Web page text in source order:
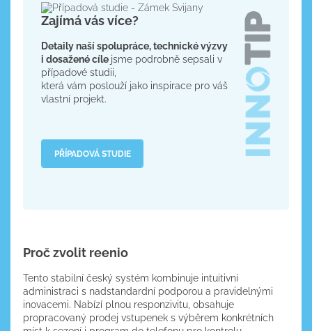
Zajímá vás více?
Detaily naší spolupráce, technické výzvy
i dosažené cíle jsme podrobně sepsali v
případové studii,
která vám poslouží jako inspirace pro váš
vlastní projekt.
PŘÍPADOVÁ STUDIE
Proč zvolit reenio
Tento stabilní český systém kombinuje intuitivní
administraci s nadstandardní podporou a pravidelnými
inovacemi. Nabízí plnou responzivitu, obsahuje
propracovaný prodej vstupenek s výběrem konkrétních